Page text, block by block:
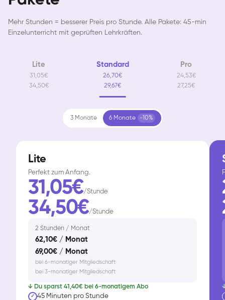
Mehr Stunden = besserer Preis pro Stunde. Alle Pakete: 45-min
Einzelunterricht mit geprüften Lehrkräften.
Lite
31,05€
34,50€
Standard
26,70€
29,67€
Pro
24,53€
27,25€
3 Monate 6 Monate -10%
Lite
Perfekt zum Anfang.
31,05€/Stunde
34,50€/Stunde
2 Stunden / Monat
62,10€ / Monat
69,00€ / Monat
bei 6-monatiger Mitgliedschaft
bei 3-monatiger Mitgliedschaft
↓ Du sparst 41,40€ bei 6-monatigem Abo
✓ 45 Minuten pro Stunde